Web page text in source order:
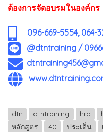
ต้องการจัดอบรมในองค์ก
096-669-5554, 064-
@dtntraining /
dtn dtntraining hrd
หลักสูตร
40 ประเด็น